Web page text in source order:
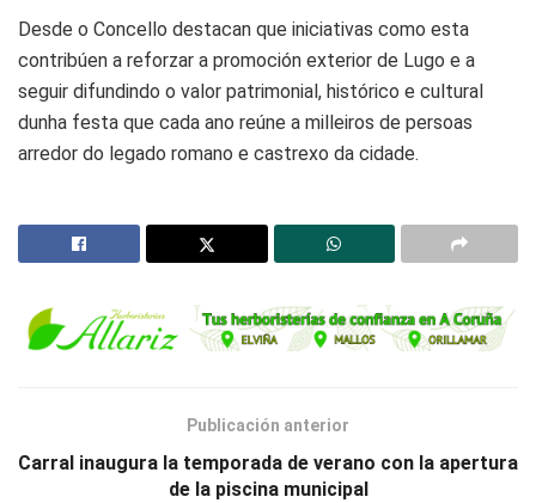
Desde o Concello destacan que iniciativas como esta
contribúen a reforzar a promoción exterior de Lugo e a
seguir difundindo o valor patrimonial, histórico e cultural
dunha festa que cada ano reúne a milleiros de persoas
arredor do legado romano e castrexo da cidade.
Publicación anterior
Carral inaugura la temporada de verano con la apertura
de la piscina municipal